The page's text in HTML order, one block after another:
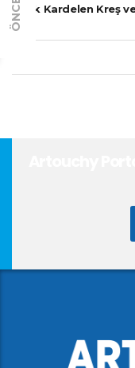
Minik Kardelen Kreş